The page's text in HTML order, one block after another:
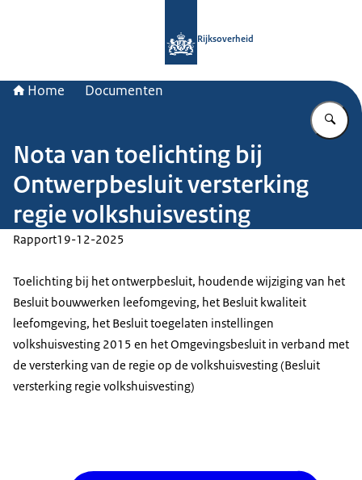
Rijksoverheid
Home Documenten
Nota van toelichting bij
Ontwerpbesluit versterking
regie volkshuisvesting
Rapport19-12-2025
Toelichting bij het ontwerpbesluit, houdende wijziging van het
Besluit bouwwerken leefomgeving, het Besluit kwaliteit
leefomgeving, het Besluit toegelaten instellingen
volkshuisvesting 2015 en het Omgevingsbesluit in verband met
de versterking van de regie op de volkshuisvesting (Besluit
versterking regie volkshuisvesting)